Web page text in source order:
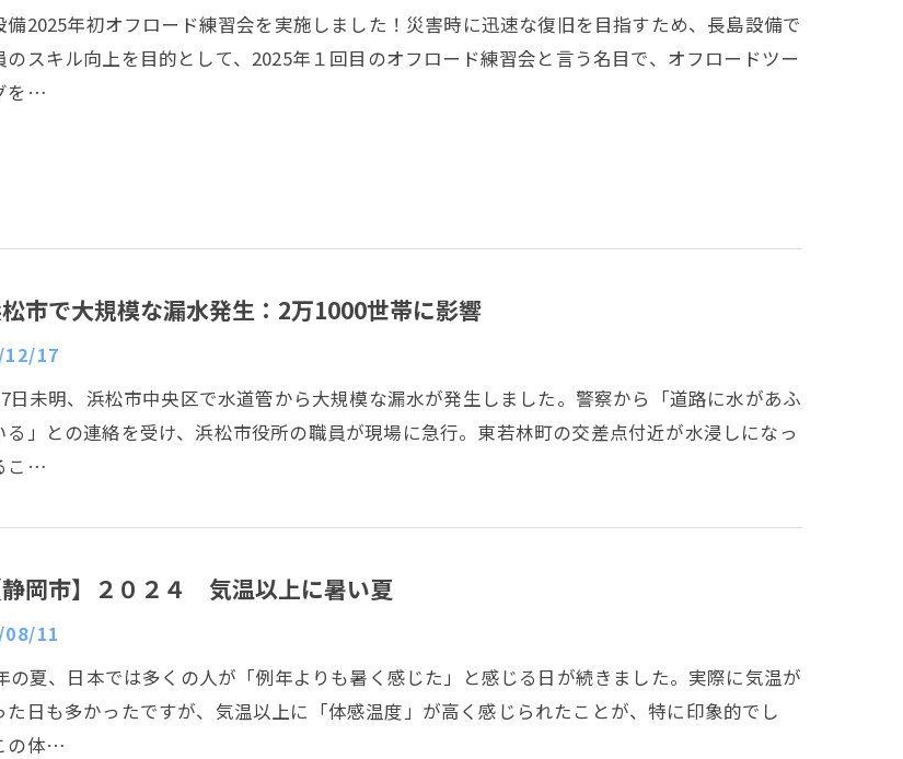
備2025年初オフロード練習会を実施しました！災害時に迅速な復旧を目指すため、長島設備で
のスキル向上を目的として、2025年１回目のオフロード練習会と言う名目で、オフロードツー
を…
市で大規模な漏水発生：2万1000世帯に影響
12/17
日未明、浜松市中央区で水道管から大規模な漏水が発生しました。警察から「道路に水があふ
る」との連絡を受け、浜松市役所の職員が現場に急行。東若林町の交差点付近が水浸しになっ
こ…
静岡市】２０２４ 気温以上に暑い夏
11
の夏、日本では多くの人が「例年よりも暑く感じた」と感じる日が続きました。実際に気温が
た日も多かったですが、気温以上に「体感温度」が高く感じられたことが、特に印象的でし
の体…